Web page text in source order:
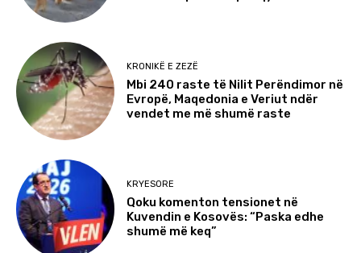
KRONIKË E ZEZË
Mbi 240 raste të Nilit Perëndimor në
Evropë, Maqedonia e Veriut ndër
vendet me më shumë raste
KRYESORE
Qoku komenton tensionet në
Kuvendin e Kosovës: “Paska edhe
shumë më keq”